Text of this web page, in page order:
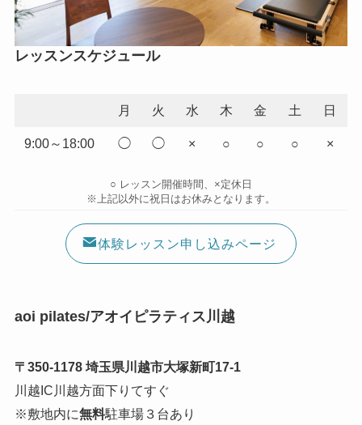
レッスンスケジュール
月 火 水 木 金 土 日
9:00～18:00 ◯ ◯ × ○ ○ ○ ×
○ レッスン開催時間、×定休日
※上記以外に祝日はお休みとなります。
体験レッスン申し込みページ
aoi pilates/アオイピラティス川越
〒350-1178 埼玉県川越市大塚新町17-1
川越IC川越方面下りてすぐ
※敷地内に無料駐車場３台あり